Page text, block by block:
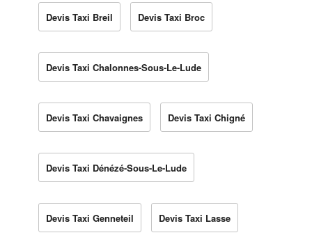
Devis Taxi Breil Devis Taxi Broc
Devis Taxi Chalonnes-Sous-Le-Lude
Devis Taxi Chavaignes Devis Taxi Chigné
Devis Taxi Dénézé-Sous-Le-Lude
Devis Taxi Genneteil Devis Taxi Lasse